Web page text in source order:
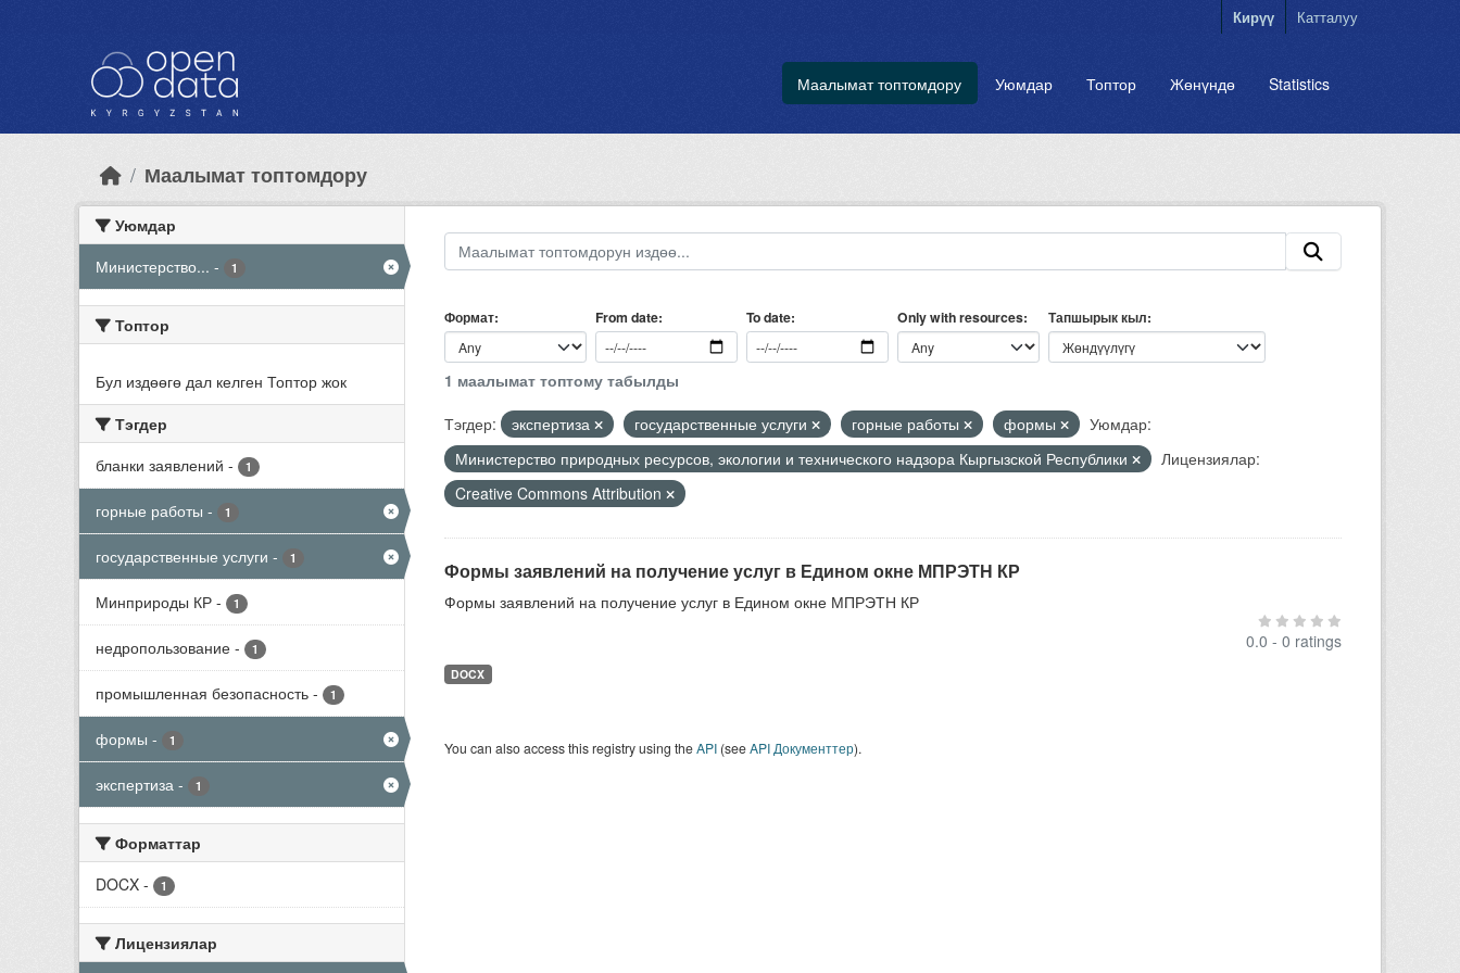
Кирүү Катталуу
Маалымат топтомдору Уюмдар Топтор Жөнүндө Statistics
Маалымат топтомдору
Уюмдар
Министерство... - 1
Топтор
Бул издөөгө дал келген Топтор жок
Тэгдер
бланки заявлений - 1
горные работы - 1
государственные услуги - 1
Минприроды КР - 1
недропользование - 1
промышленная безопасность - 1
формы - 1
экспертиза - 1
Форматтар
DOCX - 1
Лицензиялар
Формат From date To date Only with resources Тапшырык кыл
1 маалымат топтому табылды
Тэгдер:
экспертиза государственные услуги горные работы формы
Уюмдар:
Министерство природных ресурсов, экологии и технического надзора Кыргызской Республики
Лицензиялар:
Creative Commons Attribution
Формы заявлений на получение услуг в Едином окне МПРЭТН КР
Формы заявлений на получение услуг в Едином окне МПРЭТН КР
0.0 - 0 ratings
DOCX
You can also access this registry using theAPI(seeAPI Документтер).